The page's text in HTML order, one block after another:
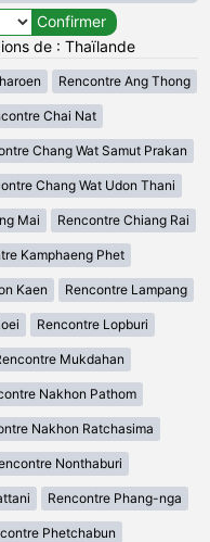
de : Thaïlande
Rencontre Ang Thong
Chai Nat
Chang Wat Samut Prakan
Chang Wat Udon Thani
Mai Rencontre Chiang Rai
Kamphaeng Phet
Kaen Rencontre Lampang
Rencontre Lopburi
Mukdahan
Nakhon Pathom
Nakhon Ratchasima
Nonthaburi
Rencontre Phang-nga
Phetchabun